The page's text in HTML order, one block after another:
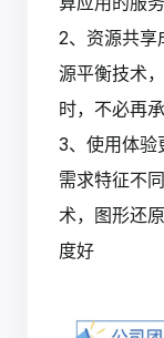
2、资源共享
源平衡技术
时，不必再
3、使用体验
需求特征不
术，图形还
度好